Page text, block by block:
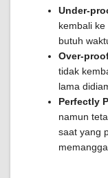
Under-
kembali
butuh
Over-
tidak
lama
Perfectly
namun
saat yang